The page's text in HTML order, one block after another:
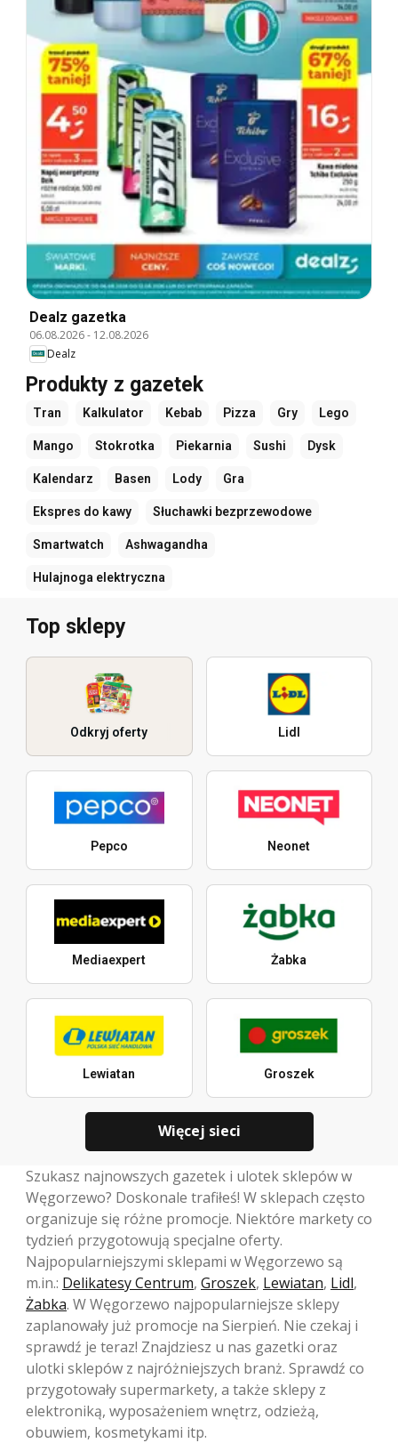
Dealz gazetka
06.08.2026- 12.08.2026
Dealz
Produkty z gazetek
Tran Kalkulator Kebab Pizza Gry Lego
Mango Stokrotka Piekarnia Sushi Dysk
Kalendarz Basen Lody Gra
Ekspres do kawy Słuchawki bezprzewodowe
Smartwatch Ashwagandha
Hulajnoga elektryczna
Top sklepy
Odkryj oferty Lidl
Pepco Neonet
Mediaexpert Żabka
Lewiatan Groszek
Więcej sieci
Szukasz najnowszych gazetek i ulotek sklepów w
Węgorzewo? Doskonale trafiłeś! W sklepach często
organizuje się różne promocje. Niektóre markety co
tydzień przygotowują specjalne oferty.
Najpopularniejszymi sklepami w Węgorzewo są
m.in.: Delikatesy Centrum, Groszek, Lewiatan, Lidl,
Żabka. W Węgorzewo najpopularniejsze sklepy
zaplanowały już promocje na Sierpień. Nie czekaj i
sprawdź je teraz! Znajdziesz u nas gazetki oraz
ulotki sklepów z najróżniejszych branż. Sprawdź co
przygotowały supermarkety, a także sklepy z
elektroniką, wyposażeniem wnętrz, odzieżą,
obuwiem, kosmetykami itp.